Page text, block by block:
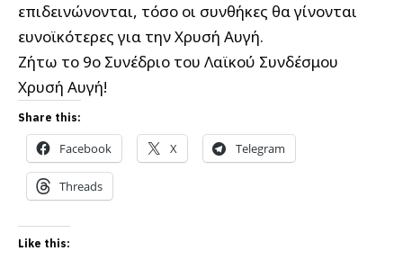
επιδεινώνονται, τόσο οι συνθήκες θα γίνονται
ευνοϊκότερες για την Χρυσή Αυγή.
Ζήτω το 9ο Συνέδριο του Λαϊκού Συνδέσμου
Χρυσή Αυγή!
Share this:
Facebook X Telegram
Threads
Like this: